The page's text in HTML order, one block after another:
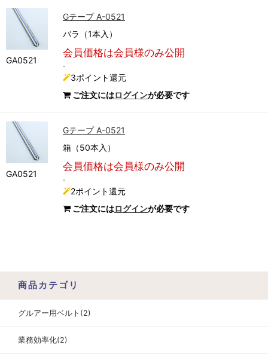
GA0521
Gテープ A-0521
バラ（1本入）
会員価格は会員様のみ公開
-
3ポイント還元
ご注文にはログインが必要です
GA0521
Gテープ A-0521
箱（50本入）
会員価格は会員様のみ公開
-
2ポイント還元
ご注文にはログインが必要です
商品カテゴリ
グルアー用ベルト(2)
業務効率化(2)